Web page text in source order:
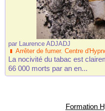
par Laurence ADJADJ
Arrêter de fumer. Centre
La nocivité du tabac est
66 000 morts par an en...
Formation